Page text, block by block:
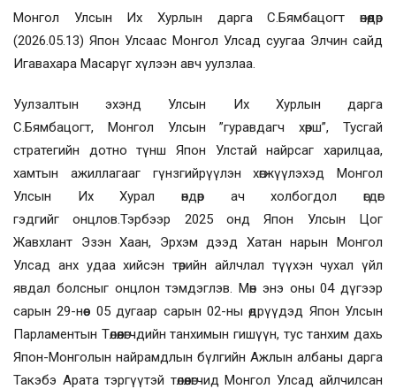
Монгол Улсын Их Хурлын дарга С.Бямбацогт өнөөдөр
(2026.05.13) Япон Улсаас Монгол Улсад суугаа Элчин сайд
Игавахара Масарүг хүлээн авч уулзлаа.
Уулзалтын эхэнд Улсын Их Хурлын дарга
С.Бямбацогт, Монгол Улсын ”гуравдагч хөрш”, Тусгай
стратегийн дотно түнш Япон Улстай найрсаг харилцаа,
хамтын ажиллагааг гүнзгийрүүлэн хөгжүүлэхэд Монгол
Улсын Их Хурал өндөр ач холбогдол өгдөг
гэдгийгонцлов.Тэрбээр 2025 ондЯпон Улсын Цог
Жавхлант Эзэн Хаан, Эрхэм дээд Хатан нарын Монгол
Улсад анх удаахийсэн төрийн айлчлал түүхэн чухал үйл
явдал болсныг онцлон тэмдэглэв. Мөн энэ оны 04 дүгээр
сарын 29-нөөс 05 дугаар сарын 02-ны өдрүүдэд Япон Улсын
Парламентын Төлөөлөгчдийн танхимын гишүүн, тус танхим дахь
Япон-Монголын найрамдлын бүлгийн Ажлын албаны дарга
Такэбэ Арата тэргүүтэй төлөөлөгчид Монгол Улсад айлчилсан